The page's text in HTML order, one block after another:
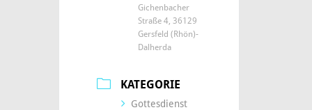
Gichenbacher
Straße 4, 36129
Gersfeld (Rhön)-
Dalherda
KATEGORIE
Gottesdienst